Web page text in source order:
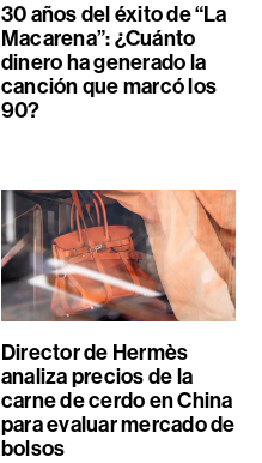
30 años del éxito de “La
Macarena”: ¿Cuánto
dinero ha generado la
canción que marcó los
90?
Director de Hermès
analiza precios de la
carne de cerdo en China
para evaluar mercado de
bolsos